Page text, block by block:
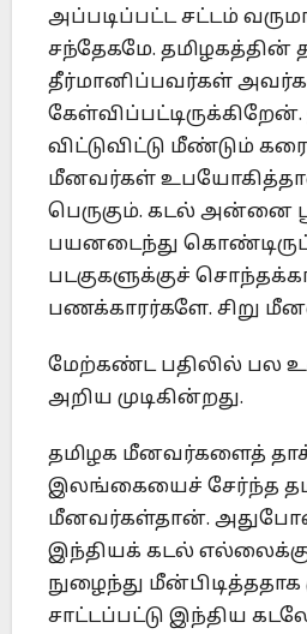
அப்படிப்பட்ட சட்டம்
சந்தேகமே. தமிழகத்தின்
தீர்மானிப்பவர்கள்
விட்டுவிட்டு மீண்டும்
மீனவர்கள்
பெருகும். கடல் அன்னை
பயனடைந்து
படகுகளுக்குச்
பணக்காரர்களே. சிறு
மேற்கண்ட பதிலில் பல
அறிய முடிகின்றது.
தமிழக மீனவர்களைத்
இலங்கையைச் சேர்ந்த
மீனவர்கள்தான். அதுபோல
இந்தியக் கடல்
நுழைந்து மீன்பிடித்ததாக
சாட்டப்பட்டு இந்திய